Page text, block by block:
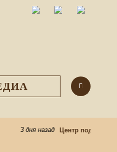
3 дня назад Центр подготовки